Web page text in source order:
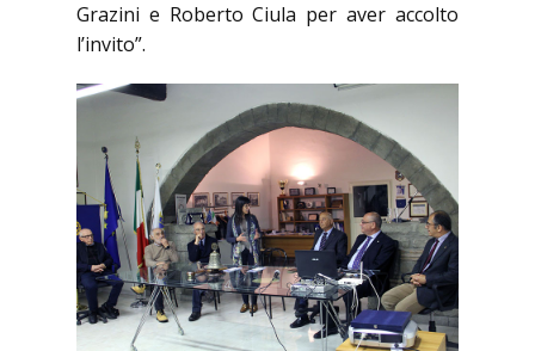
Grazini e Roberto Ciula per aver accolto
l’invito”.